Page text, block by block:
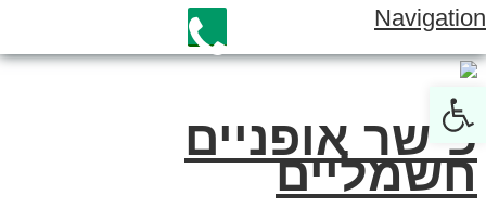
פישר אופניים
חשמליים
Navigation
Open toolbar